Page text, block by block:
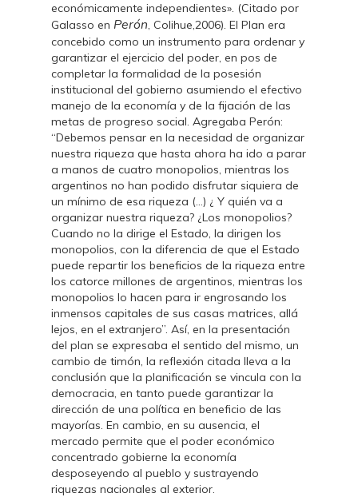
económicamente independientes». (Citado por
Galasso en Perón, Colihue,2006). El Plan era
concebido como un instrumento para ordenar y
garantizar el ejercicio del poder, en pos de
completar la formalidad de la posesión
institucional del gobierno asumiendo el efectivo
manejo de la economía y de la fijación de las
metas de progreso social. Agregaba Perón:
“Debemos pensar en la necesidad de organizar
nuestra riqueza que hasta ahora ha ido a parar
a manos de cuatro monopolios, mientras los
argentinos no han podido disfrutar siquiera de
un mínimo de esa riqueza (…) ¿ Y quién va a
organizar nuestra riqueza? ¿Los monopolios?
Cuando no la dirige el Estado, la dirigen los
monopolios, con la diferencia de que el Estado
puede repartir los beneficios de la riqueza entre
los catorce millones de argentinos, mientras los
monopolios lo hacen para ir engrosando los
inmensos capitales de sus casas matrices, allá
lejos, en el extranjero”. Así, en la presentación
del plan se expresaba el sentido del mismo, un
cambio de timón, la reflexión citada lleva a la
conclusión que la planificación se vincula con la
democracia, en tanto puede garantizar la
dirección de una política en beneficio de las
mayorías. En cambio, en su ausencia, el
mercado permite que el poder económico
concentrado gobierne la economía
desposeyendo al pueblo y sustrayendo
riquezas nacionales al exterior.